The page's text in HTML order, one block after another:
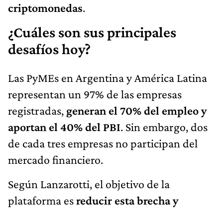
criptomonedas.
¿Cuáles son sus principales
desafíos hoy?
Las PyMEs en Argentina y América Latina
representan un 97% de las empresas
registradas, generan el 70% del empleo y
aportan el 40% del PBI. Sin embargo, dos
de cada tres empresas no participan del
mercado financiero.
Según Lanzarotti, el objetivo de la
plataforma esreducir esta brecha y